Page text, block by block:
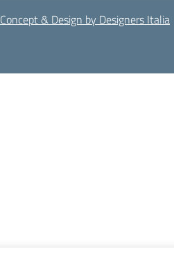
Concept & Design by Designers Italia